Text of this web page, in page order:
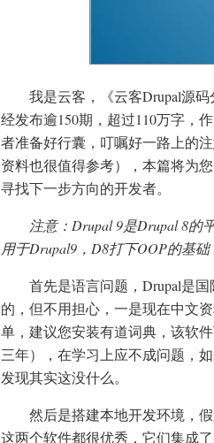
我是云客，《云客Drupal源
经发布逾150期，超过110万字，
者准备好行囊，叮嘱好一路上的
资料也很值得参考），本篇将为
寻找下一步方向的开发者。
注意：Drupal 9是Drupal 8的
用于Drupal9，D8打下OOP的基
首先是语言问题，Drupal是
的，但不用担心，一是现在中文
单，建议您安装有道词典，该软
三年），在学习上应不成问题，
发现其实这没什么。
然后是搭建本地开发环境，
这两个软件都很优秀，它们集成